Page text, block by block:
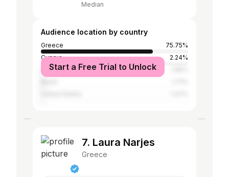
Median
Audience location by country
Greece
75.75%
Cyprus
2.24%
Germany
Start a Free Trial to Unlock
7. Laura Narjes
Greece